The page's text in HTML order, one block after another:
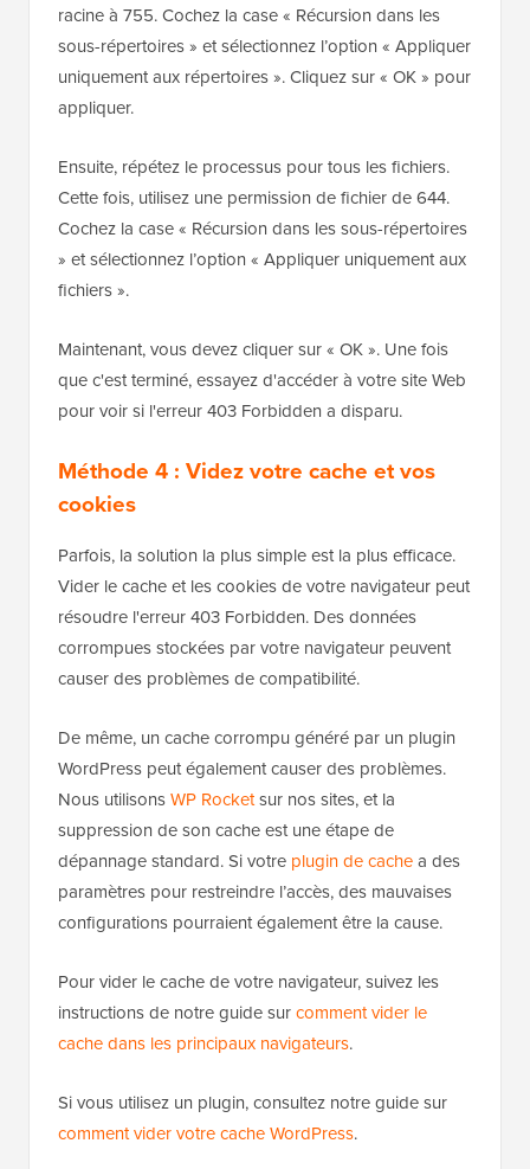
racine à 755. Cochez la case « Récursion dans les
sous-répertoires » et sélectionnez l’option « Appliquer
uniquement aux répertoires ». Cliquez sur « OK » pour
appliquer.
Ensuite, répétez le processus pour tous les fichiers.
Cette fois, utilisez une permission de fichier de 644.
Cochez la case « Récursion dans les sous-répertoires
» et sélectionnez l’option « Appliquer uniquement aux
fichiers ».
Maintenant, vous devez cliquer sur « OK ». Une fois
que c'est terminé, essayez d'accéder à votre site Web
pour voir si l'erreur 403 Forbidden a disparu.
Méthode 4 : Videz votre cache et vos
cookies
Parfois, la solution la plus simple est la plus efficace.
Vider le cache et les cookies de votre navigateur peut
résoudre l'erreur 403 Forbidden. Des données
corrompues stockées par votre navigateur peuvent
causer des problèmes de compatibilité.
De même, un cache corrompu généré par un plugin
WordPress peut également causer des problèmes.
Nous utilisonsWP Rocketsur nos sites, et la
suppression de son cache est une étape de
dépannage standard. Si votre plugin de cachea des
paramètres pour restreindre l’accès, des mauvaises
configurations pourraient également être la cause.
Pour vider le cache de votre navigateur, suivez les
instructions de notre guide surcomment vider le
cache dans les principaux navigateurs.
Si vous utilisez un plugin, consultez notre guide sur
comment vider votre cache WordPress.